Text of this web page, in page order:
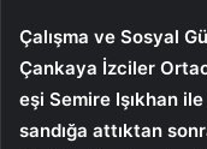
Çalışma ve Sosyal
Çankaya İzciler
eşi Semire Işıkhan
sandığa attıktan